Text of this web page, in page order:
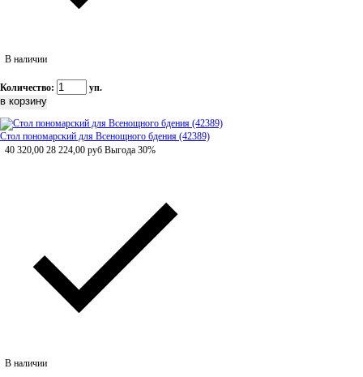
В наличии
Количество: уп.
Стол пономарский для Всенощного бдения (42389)
40 320,00 28 224,00 руб Выгода 30%
В наличии